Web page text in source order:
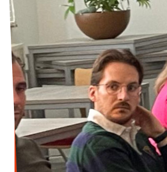
Afdelingsbesturen
Bestuur Haag- en Rijnland
Bestuur Rotterdam Zuid-
Vacatures
Vacatures Volt Zuid-